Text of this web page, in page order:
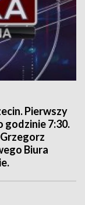
Pierwszy
godzinie 7:30.
Biura